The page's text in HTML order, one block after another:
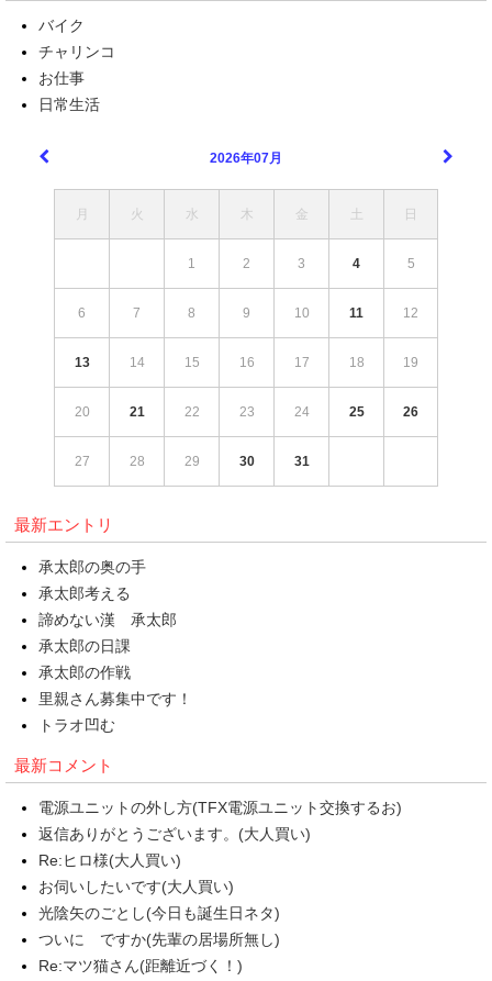
バイク
チャリンコ
お仕事
日常生活
2026年07月
月 火 水 木 金 土 日
1 2 3 4 5
6 7 8 9 10 11 12
13 14 15 16 17 18 19
20 21 22 23 24 25 26
27 28 29 30 31
最新エントリ
承太郎の奥の手
承太郎考える
諦めない漢 承太郎
承太郎の日課
承太郎の作戦
里親さん募集中です！
トラオ凹む
最新コメント
電源ユニットの外し方(TFX電源ユニット交換するお)
返信ありがとうございます。(大人買い)
Re:ヒロ様(大人買い)
お伺いしたいです(大人買い)
光陰矢のごとし(今日も誕生日ネタ)
ついに ですか(先輩の居場所無し)
Re:マツ猫さん(距離近づく！)